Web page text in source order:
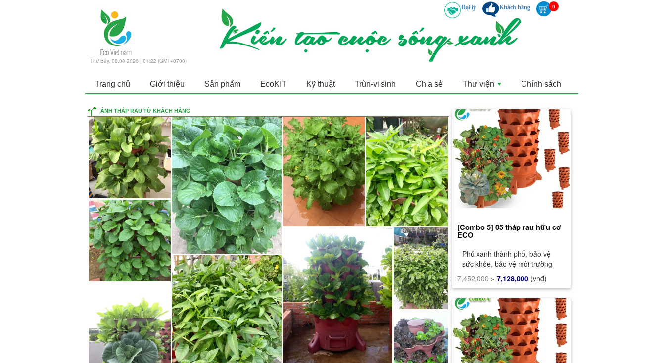
Thứ Bảy, 08.08.2026 | 01:22 (GMT+0700)
Đại lý Khách hàng
Trang chủ Giới thiệu Sản phẩm EcoKIT Kỹ thuật Trùn-vi sinh Chia sẻ
+
Thư viện Chính sách
ẢNH THÁP RAU TỪ KHÁCH HÀNG
[Combo 5] 05 tháp rau hữu cơ
ECO
Phủ xanh thành phố, bảo vệ
sức khỏe, bảo vệ môi trường
7,452,000 » 7,128,000 (vnđ)